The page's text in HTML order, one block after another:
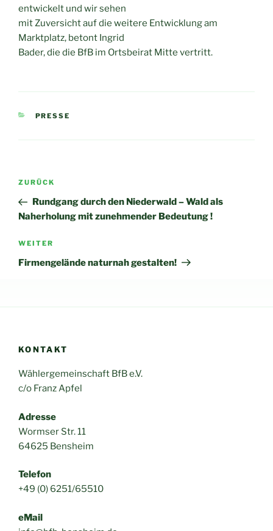
entwickelt und wir sehen
mit Zuversicht auf die weitere Entwicklung am
Marktplatz, betont Ingrid
Bader, die die BfB im Ortsbeirat Mitte vertritt.
KATEGORIEN
PRESSE
Beitragsnavigation
Vorheriger
Beitrag
ZURÜCK
Rundgang durch den Niederwald – Wald als
Naherholung mit zunehmender Bedeutung !
Nächster
Beitrag
WEITER
Firmengelände naturnah gestalten!
KONTAKT
Wählergemeinschaft BfB e.V.
c/o Franz Apfel
Adresse
Wormser Str. 11
64625 Bensheim
Telefon
+49 (0) 6251/65510
eMail